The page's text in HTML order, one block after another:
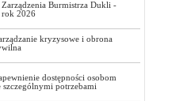
Zarządzenia Burmistrza Dukli -
rok 2026
kryzysowe i obrona
dostępności osobom
szczególnymi potrzebami